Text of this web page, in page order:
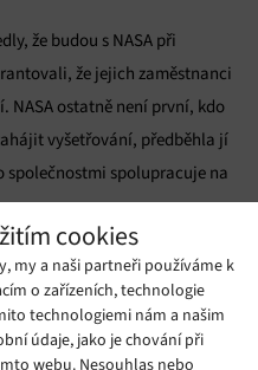
cookies
my a naši partneři používáme k
o zařízeních, technologie
technologiemi nám a našim
údaje, jako je chování při
webu. Nesouhlas nebo
že budou s NASA při
že jejich zaměstnanci
NASA ostatně není první, kdo
vyšetřování, předběhla jí
spolupracuje na
líbit